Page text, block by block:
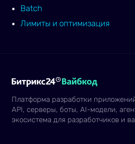
Batch
Лимиты и оптимизация
Платформа разработки
API, серверы, боты, AI-модели,
экосистема для разработчиков и